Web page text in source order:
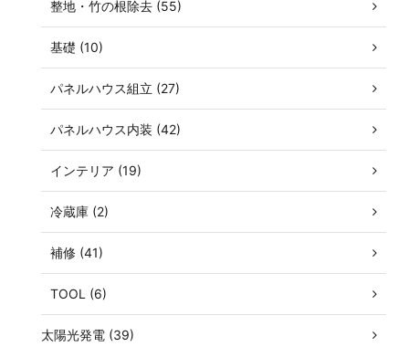
整地・竹の根除去 (55)
基礎 (10)
パネルハウス組立 (27)
パネルハウス内装 (42)
インテリア (19)
冷蔵庫 (2)
補修 (41)
TOOL (6)
太陽光発電 (39)